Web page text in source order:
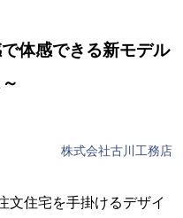
体感できる新モデル
株式会社古川工務店
文住宅を手掛けるデザイ